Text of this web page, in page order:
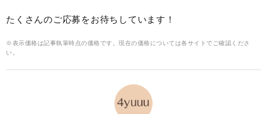
たくさんのご応募をお待ちしています！
※表示価格は記事執筆時点の価格です。現在の価格については各サイトでご確認くださ
い。